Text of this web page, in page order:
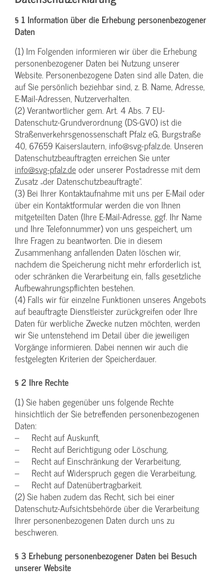
§ 1 Information über die Erhebung personenbezogener
Daten
(1) Im Folgenden informieren wir über die Erhebung
personenbezogener Daten bei Nutzung unserer
Website. Personenbezogene Daten sind alle Daten, die
auf Sie persönlich beziehbar sind, z. B. Name, Adresse,
E-Mail-Adressen, Nutzerverhalten.
(2) Verantwortlicher gem. Art. 4 Abs. 7 EU-
Datenschutz-Grundverordnung (DS-GVO) ist die
Straßenverkehrsgenossenschaft Pfalz eG, Burgstraße
40, 67659 Kaiserslautern, info@svg-pfalz.de. Unseren
Datenschutzbeauftragten erreichen Sie unter
info@svg-pfalz.deoder unserer Postadresse mit dem
Zusatz „der Datenschutzbeauftragte“.
(3) Bei Ihrer Kontaktaufnahme mit uns per E-Mail oder
über ein Kontaktformular werden die von Ihnen
mitgeteilten Daten (Ihre E-Mail-Adresse, ggf. Ihr Name
und Ihre Telefonnummer) von uns gespeichert, um
Ihre Fragen zu beantworten. Die in diesem
Zusammenhang anfallenden Daten löschen wir,
nachdem die Speicherung nicht mehr erforderlich ist,
oder schränken die Verarbeitung ein, falls gesetzliche
Aufbewahrungspflichten bestehen.
(4) Falls wir für einzelne Funktionen unseres Angebots
auf beauftragte Dienstleister zurückgreifen oder Ihre
Daten für werbliche Zwecke nutzen möchten, werden
wir Sie untenstehend im Detail über die jeweiligen
Vorgänge informieren. Dabei nennen wir auch die
festgelegten Kriterien der Speicherdauer.
§ 2 Ihre Rechte
(1) Sie haben gegenüber uns folgende Rechte
hinsichtlich der Sie betreffenden personenbezogenen
Daten:
– Recht auf Auskunft,
– Recht auf Berichtigung oder Löschung,
– Recht auf Einschränkung der Verarbeitung,
– Recht auf Widerspruch gegen die Verarbeitung,
– Recht auf Datenübertragbarkeit.
(2) Sie haben zudem das Recht, sich bei einer
Datenschutz-Aufsichtsbehörde über die Verarbeitung
Ihrer personenbezogenen Daten durch uns zu
beschweren.
§ 3 Erhebung personenbezogener Daten bei Besuch
unserer Website